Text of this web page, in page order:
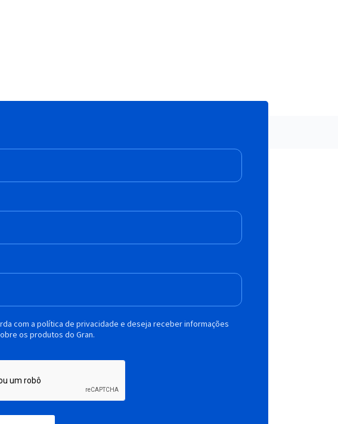
com a política de privacidade e deseja receber informações
os produtos do Gran.